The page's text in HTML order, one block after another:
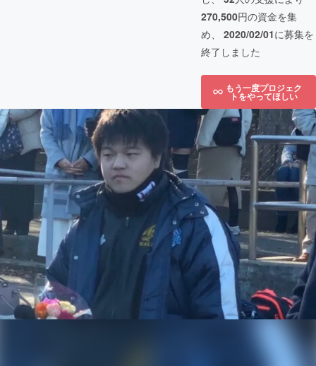
270,500円の資金を集
め、 2020/02/01に募集を
終了しました
もう一度プロジェク
トをやってほしい